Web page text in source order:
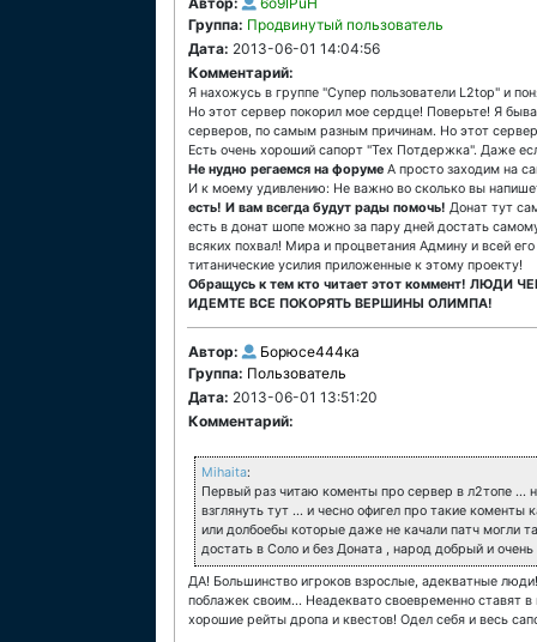
Группа: Продвинутый пользователь
Дата: 2013-06-01 14:04:56
Комментарий:
Я нахожусь в группе "Супер пользователи L2top" и
Но этот сервер покорил мое сердце! Поверьте! Я
серверов, по самым разным причинам. Но этот
Есть очень хороший сапорт "Тех Потдержка". Даже
Не нудно регаемся на форуме А просто заходим на
И к моему удивлению: Не важно во сколько вы
есть! И вам всегда будут рады помочь! Донат тут
есть в донат шопе можно за пару дней достать
всяких похвал! Мира и процветания Админу и всей
титанические усилия приложенные к этому проекту!
Обращусь к тем кто читает этот коммент!
ИДЕМТЕ ВСЕ ПОКОРЯТЬ ВЕРШИНЫ ОЛИМПА!
Автор:
Борюсе444ка
Группа: Пользователь
Дата: 2013-06-01 13:51:20
Комментарий:
Mihaita:
Первый раз читаю коменты про сервер в л2топе ...
взглянуть тут ... и чесно офигел про такие
или долбоебы которые даже не качали патч могли
достать в Соло и без Доната , народ добрый и
ДА! Большинство игроков взрослые, адекватные
поблажек своим... Неадеквато своевременно ставят
хорошие рейты дропа и квестов! Одел себя и весь